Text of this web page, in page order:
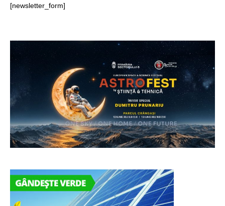
[newsletter_form]